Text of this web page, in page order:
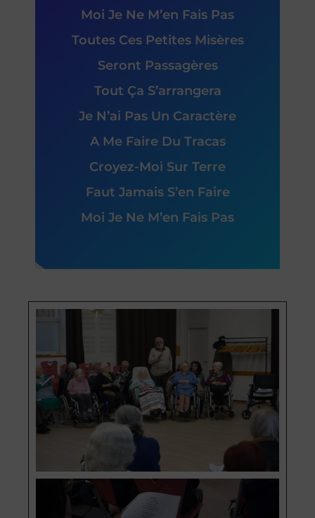
Moi Je Ne M’en Fais Pas
Toutes Ces Petites Misères
Seront Passagères
Tout Ça S’arrangera
Je N’ai Pas Un Caractère
A Me Faire Du Tracas
Croyez-Moi Sur Terre
Faut Jamais S’en Faire
Moi Je Ne M’en Fais Pas